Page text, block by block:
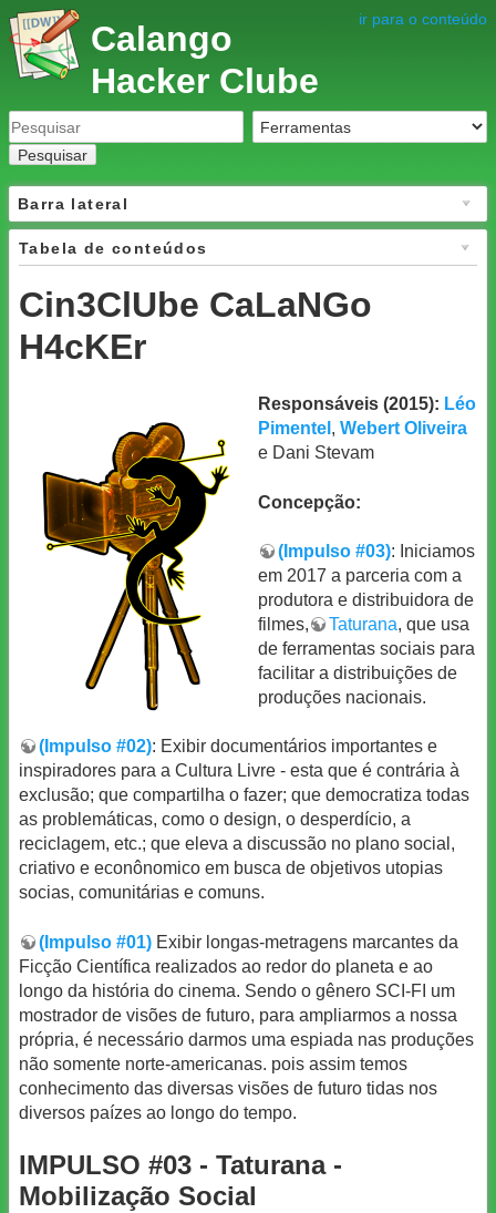
ir para o conteúdo
Calango
Hacker Clube
Pesquisar
Barra lateral
Tabela de conteúdos
Cin3ClUbe CaLaNGo
H4cKEr
Responsáveis (2015): Léo
Pimentel , Webert Oliveira
e Dani Stevam
Concepção:
(Impulso #03): Iniciamos
em 2017 a parceria com a
produtora e distribuidora de
filmes,
Taturana, que usa
de ferramentas sociais para
facilitar a distribuições de
produções nacionais.
(Impulso #02): Exibir documentários importantes e
inspiradores para a Cultura Livre - esta que é contrária à
exclusão; que compartilha o fazer; que democratiza todas
as problemáticas, como o design, o desperdício, a
reciclagem, etc.; que eleva a discussão no plano social,
criativo e econônomico em busca de objetivos utopias
socias, comunitárias e comuns.
(Impulso #01) Exibir longas-metragens marcantes da
Ficção Científica realizados ao redor do planeta e ao
longo da história do cinema. Sendo o gênero SCI-FI um
mostrador de visões de futuro, para ampliarmos a nossa
própria, é necessário darmos uma espiada nas produções
não somente norte-americanas. pois assim temos
conhecimento das diversas visões de futuro tidas nos
diversos paízes ao longo do tempo.
IMPULSO #03 - Taturana -
Mobilização Social